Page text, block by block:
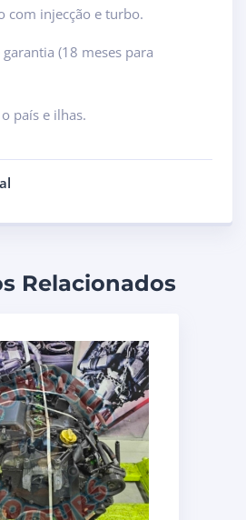
com injecção e turbo.
(18 meses para
país e ilhas.
Relacionados